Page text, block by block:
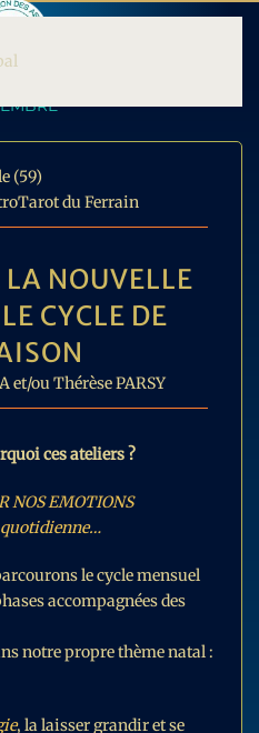
(59)
du Ferrain
NOUVELLE
CYCLE DE
et/ou Thérèse PARSY
ces ateliers ?
NOS EMOTIONS
le cycle mensuel
accompagnées des
notre propre thème natal :
, la laisser grandir et se